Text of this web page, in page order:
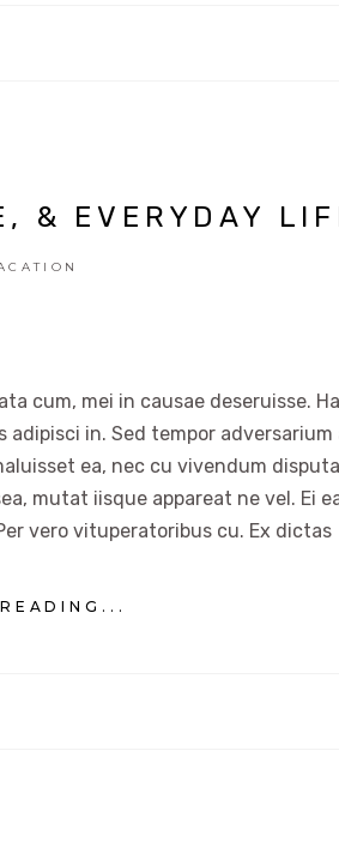
& EVERYDAY
cum, mei in causae deseruisse.
in. Sed tempor
ea, nec cu vivendum
mutat iisque appareat ne vel. Ei
vero vituperatoribus cu. Ex dictas